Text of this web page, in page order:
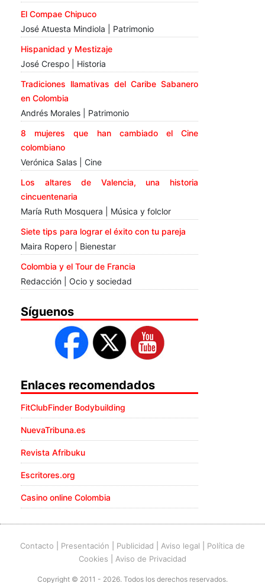
El Compae Chipuco
José Atuesta Mindiola | Patrimonio
Hispanidad y Mestizaje
José Crespo | Historia
Tradiciones llamativas del Caribe Sabanero
en Colombia
Andrés Morales | Patrimonio
8 mujeres que han cambiado el Cine
colombiano
Verónica Salas | Cine
Los altares de Valencia, una historia
cincuentenaria
María Ruth Mosquera | Música y folclor
Siete tips para lograr el éxito con tu pareja
Maira Ropero | Bienestar
Colombia y el Tour de Francia
Redacción | Ocio y sociedad
Síguenos
Enlaces recomendados
FitClubFinder Bodybuilding
NuevaTribuna.es
Revista Afribuku
Escritores.org
Casino online Colombia
Contacto Presentación Publicidad Aviso legal
Política de
Cookies
Aviso de Privacidad
Copyright © 2011 - 2026. Todos los derechos reservados.